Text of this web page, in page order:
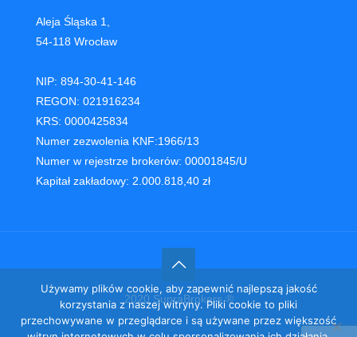
Aleja Śląska 1,
54-118 Wrocław
NIP: 894-30-41-146
REGON: 021916234
KRS: 0000425834
Numer zezwolenia KNF:1966/13
Numer w rejestrze brokerów: 00001845/U
Kapitał zakładowy: 2.000.818,40 zł
2020 SupraBrokers ®
Używamy plików cookie, aby zapewnić najlepszą jakość
korzystania z naszej witryny. Pliki cookie to pliki
przechowywane w przeglądarce i są używane przez większość